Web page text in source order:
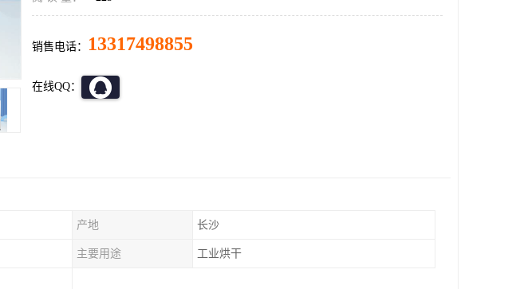
销售电话： 13317498855
在线QQ：
产地 长沙
主要用途 工业烘干